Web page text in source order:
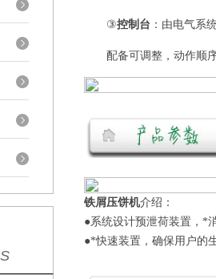
③控制台 ：由电气系
配备可调整，动作顺
铁屑压饼机介绍：
●系统设计预泄荷装置，*
●*快速装置，确保用户的